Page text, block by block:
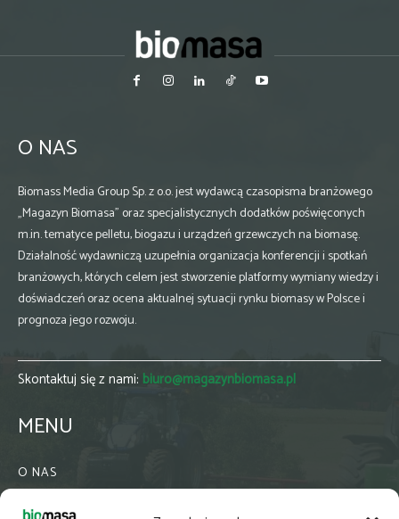
O NAS
Biomass Media Group Sp. z o.o. jest wydawcą czasopisma branżowego
„Magazyn Biomasa” oraz specjalistycznych dodatków poświęconych
m.in. tematyce pelletu, biogazu i urządzeń grzewczych na biomasę.
Działalność wydawniczą uzupełnia organizacja konferencji i spotkań
branżowych, których celem jest stworzenie platformy wymiany wiedzy i
doświadczeń oraz ocena aktualnej sytuacji rynku biomasy w Polsce i
prognoza jego rozwoju.
Skontaktuj się z nami: biuro@magazynbiomasa.pl
MENU
O NAS